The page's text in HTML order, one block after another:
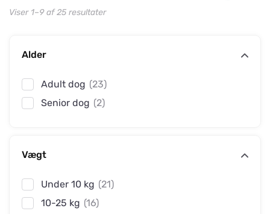
Viser 1–9 af 25 resultater
Alder
Adult dog (23)
Senior dog (2)
Vægt
Under 10 kg (21)
10-25 kg (16)